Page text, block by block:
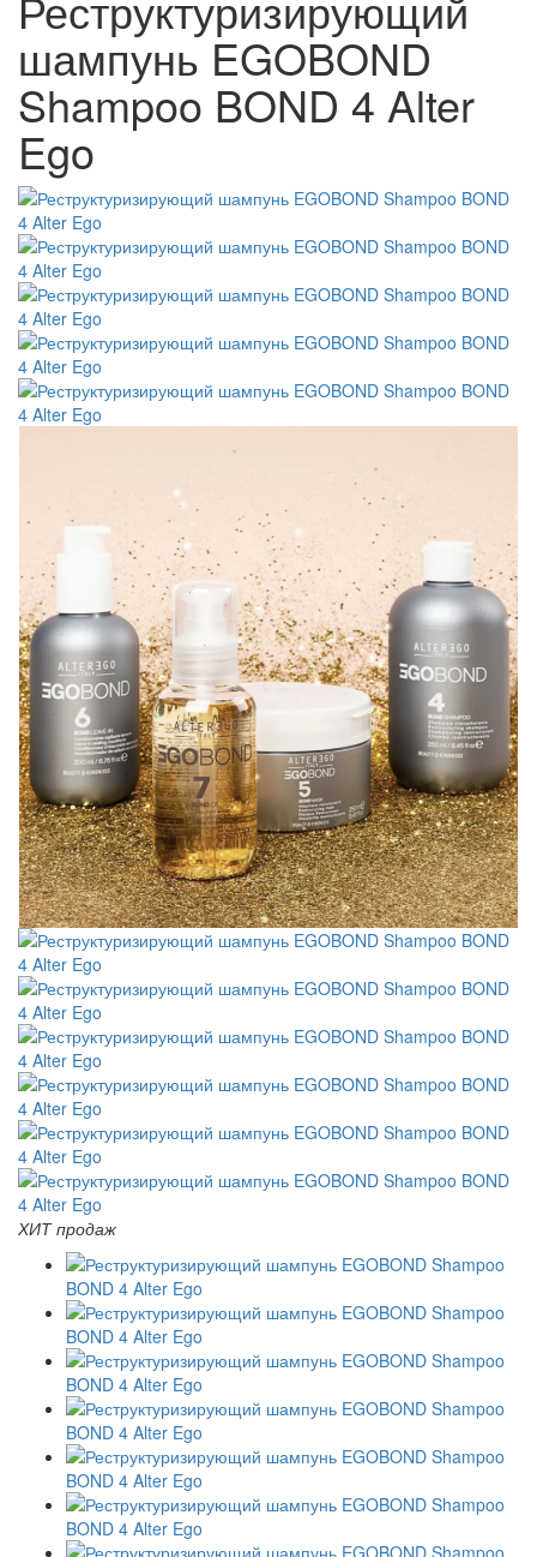
шампунь EGOBOND
Shampoo BOND 4 Alter
Ego
ХИТ продаж